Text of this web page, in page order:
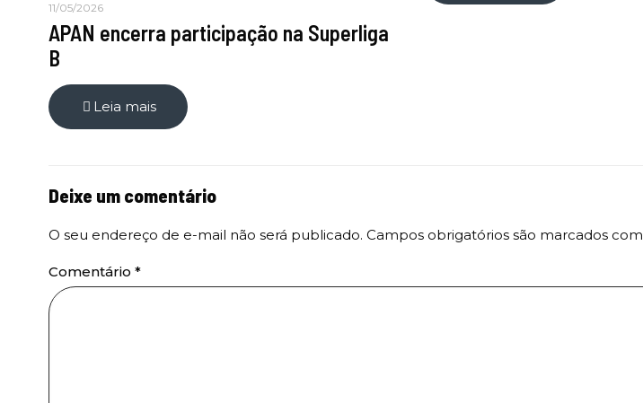
11/05/2026
APAN encerra participação na Superliga
B
Leia mais
Deixe um comentário
O seu endereço de e-mail não será publicado. Campos obrigatórios são marcados com
Comentário *